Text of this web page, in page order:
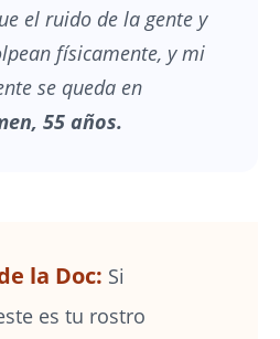
el ruido de la gente y
físicamente, y mi
se queda en
55 años.
la Doc: Si
es tu rostro